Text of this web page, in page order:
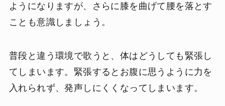
ようになりますが、さらに膝を曲げて腰を落とす
ことも意識しましょう。
普段と違う環境で歌うと、体はどうしても緊張し
てしまいます。緊張するとお腹に思うように力を
入れられず、発声しにくくなってしまいます。